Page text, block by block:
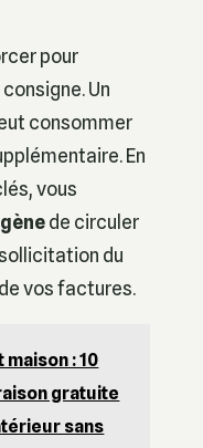
pour
Un
consommer
En
vous
de circuler
du
vos factures.
: 10
gratuite
sans